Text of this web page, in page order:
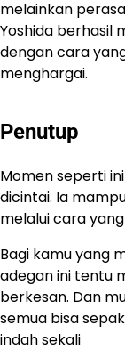
melainkan
Yoshida berhasil
dengan cara
menghargai.
Penutup
Momen seperti
dicintai. Ia
melalui cara
Bagi kamu yang
adegan ini tentu
berkesan. Dan
semua bisa
indah sekali